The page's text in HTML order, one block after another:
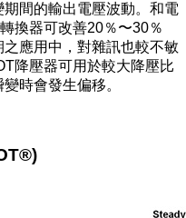
間的輸出電壓波動。和電
換器可改善20％〜30％
應用中，對雜訊也較不敏
降壓器可用於較大降壓比
時會發生偏移。